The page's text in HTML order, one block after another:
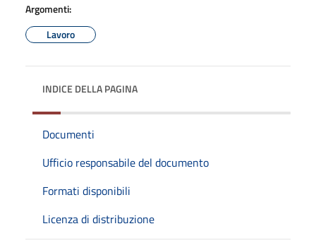
Argomenti:
Lavoro
INDICE DELLA PAGINA
Documenti
Ufficio responsabile del documento
Formati disponibili
Licenza di distribuzione